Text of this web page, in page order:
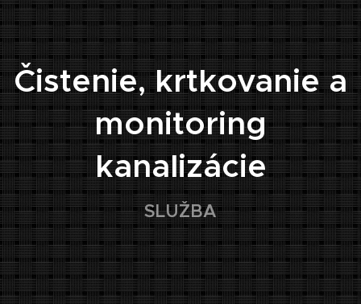
🏠
Čistenie, krtkovanie a
monitoring
kanalizácie
SLUŽBA
📍